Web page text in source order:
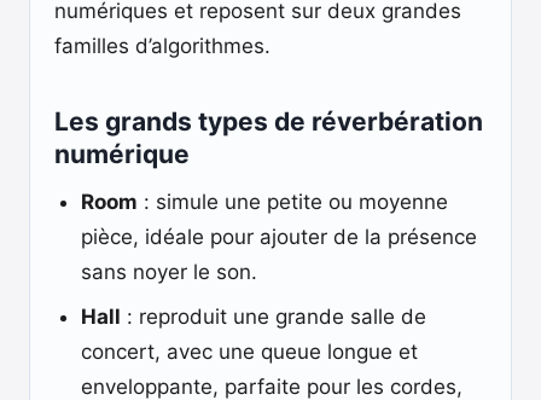
numériques et reposent sur deux grandes
familles d’algorithmes.
Les grands types de réverbération
numérique
Room : simule une petite ou moyenne
pièce, idéale pour ajouter de la présence
sans noyer le son.
Hall : reproduit une grande salle de
concert, avec une queue longue et
enveloppante, parfaite pour les cordes,